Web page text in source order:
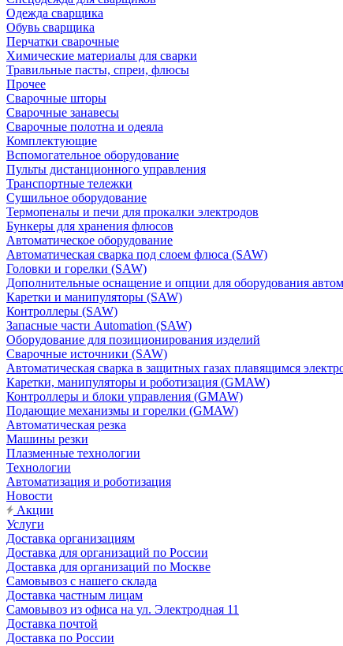
Одежда сварщика
Обувь сварщика
Перчатки сварочные
Химические материалы для сварки
Травильные пасты, спреи, флюсы
Прочее
Сварочные шторы
Сварочные занавесы
Сварочные полотна и одеяла
Комплектующие
Вспомогательное оборудование
Пульты дистанционного управления
Транспортные тележки
Сушильное оборудование
Термопеналы и печи для прокалки электродов
Бункеры для хранения флюсов
Автоматическое оборудование
Автоматическая сварка под слоем флюса (SAW)
Головки и горелки (SAW)
Дополнительные оснащение и опции для оборудования
Каретки и манипуляторы (SAW)
Контроллеры (SAW)
Запасные части Automation (SAW)
Оборудование для позиционирования изделий
Сварочные источники (SAW)
Автоматическая сварка в защитных газах плавящимся
Каретки, манипуляторы и роботизация (GMAW)
Контроллеры и блоки управления (GMAW)
Подающие механизмы и горелки (GMAW)
Автоматическая резка
Машины резки
Плазменные технологии
Технологии
Автоматизация и роботизация
Новости
Акции
Услуги
Доставка организациям
Доставка для организаций по России
Доставка для организаций по Москве
Самовывоз с нашего склада
Доставка частным лицам
Самовывоз из офиса на ул. Электродная 11
Доставка почтой
Доставка по России